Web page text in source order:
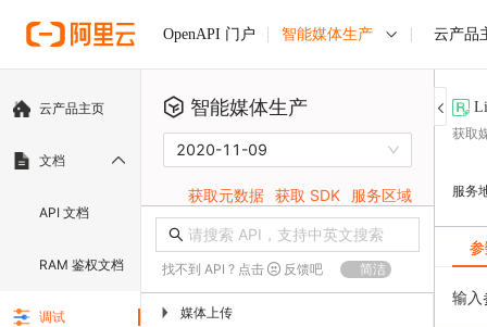
OpenAPI 门户 智能媒体生产 云产品
云产品主页
文档
API 文档
RAM 鉴权文档
调试
智能媒体生产
2020-11-09
获取元数据 获取 SDK 服务区域
找不到 API ? 点击 反馈吧 简洁
▶ 媒体上传
获取
服务
输入